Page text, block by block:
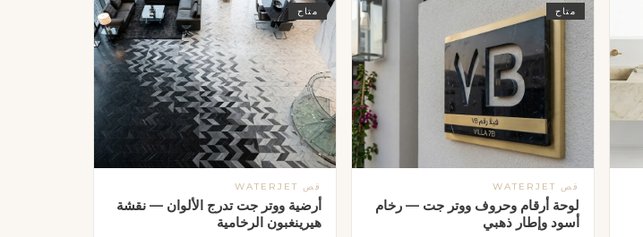
متاح
قص WATERJET
لوحة أرقام وحروف ووتر جت — رخام
أسود وإطار ذهبي
متاح
قص WATERJET
أرضية ووتر جت تدرج الألوان — نقشة
هيرينغبون الرخامية